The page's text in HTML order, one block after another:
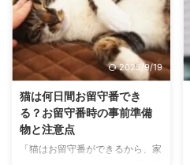
は1.81匹だそうですから、複数飼
いのお宅が相当数あることが伺え
ます。 「譲渡会で一度に複数の
里親になったから」「愛猫の遊び
相手がほしかったから」「後日ま
た野良ちゃんと出会い、保護した
から」…と、理由はさまざま。 一
方で、保護猫となってしまう原因
のひとつとしては、今でも多頭飼
育崩壊が社会問題となっていま
2025/9/19
猫は何日間お留守番でき
る？お留守番時の事前準備
物と注意点
「猫はお留守番ができるから、家